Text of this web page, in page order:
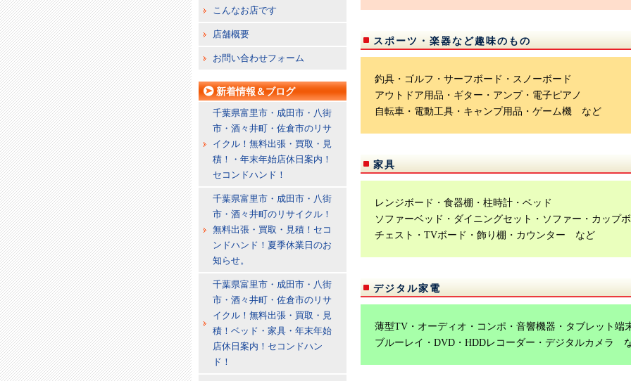
スポーツ・楽器など趣味のもの
釣具・ゴルフ・サーフボード・スノーボード
アウトドア用品・ギター・アンプ・電子ピアノ
自転車・電動工具・キャンプ用品・ゲーム機 など
家具
レンジボード・食器棚・柱時計・ベッド
ソファーベッド・ダイニングセット・ソファー・カップ
チェスト・TVボード・飾り棚・カウンター など
デジタル家電
薄型TV・オーディオ・コンポ・音響機器・タブレット端
ブルーレイ・DVD・HDDレコーダー・デジタルカメラ
こんなお店です
店舗概要
お問い合わせフォーム
新着情報＆ブログ
千葉県富里市・成田市・八街
市・酒々井町・佐倉市のリサ
イクル！無料出張・買取・見
積！・年末年始店休日案内！
セコンドハンド！
千葉県富里市・成田市・八街
市・酒々井町のリサイクル！
無料出張・買取・見積！セコ
ンドハンド！夏季休業日のお
知らせ。
千葉県富里市・成田市・八街
市・酒々井町・佐倉市のリサ
イクル！無料出張・買取・見
積！ベッド・家具・年末年始
店休日案内！セコンドハン
ド！